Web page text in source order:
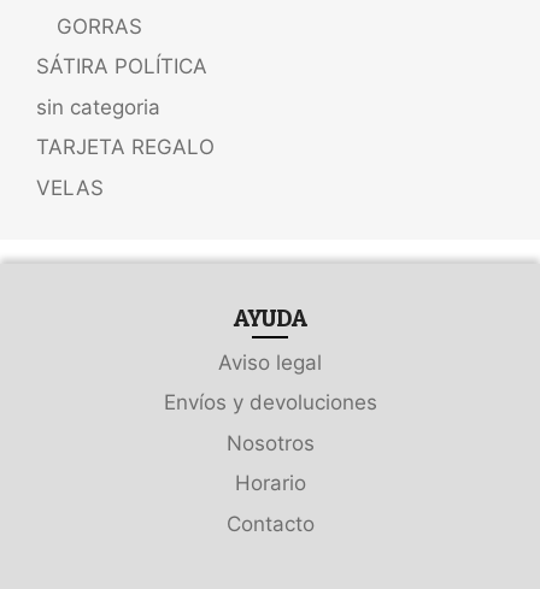
GORRAS
SÁTIRA POLÍTICA
sin categoria
TARJETA REGALO
VELAS
AYUDA
Aviso legal
Envíos y devoluciones
Nosotros
Horario
Contacto